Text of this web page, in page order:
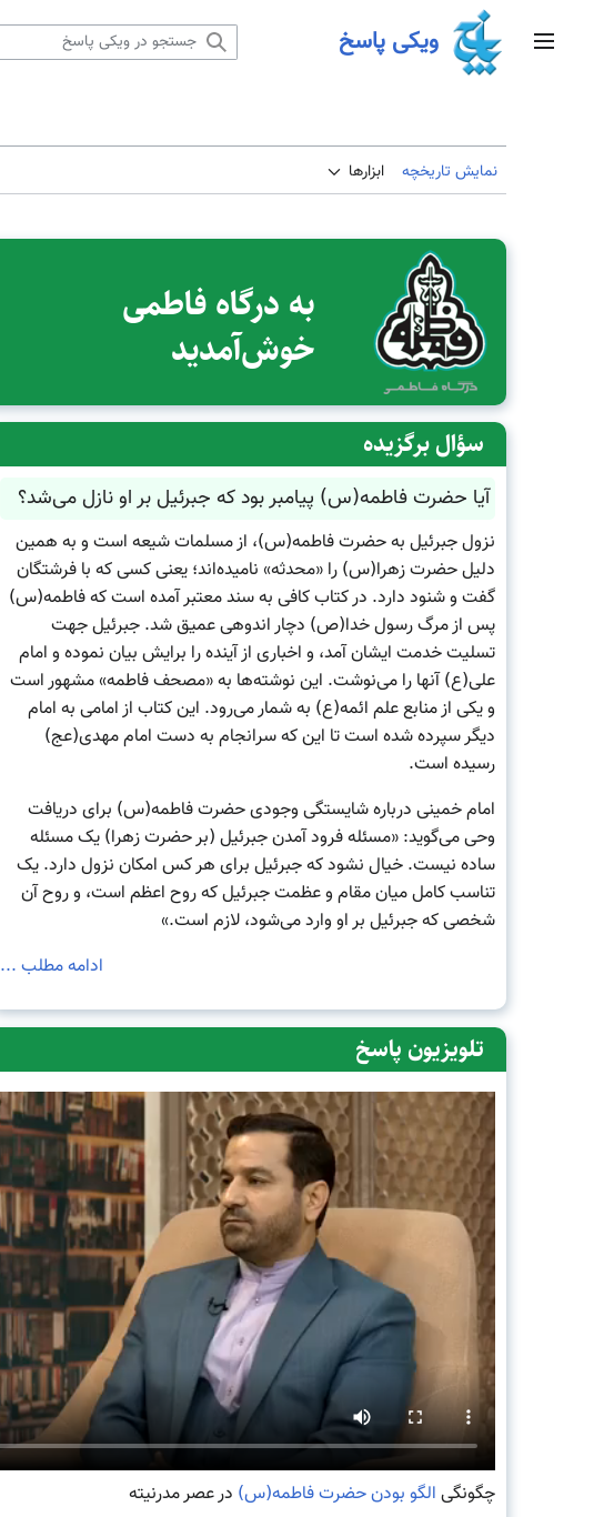
منوی اصلی ویکی پاسخ
نمایش تاریخچه
ابزارها
به درگاه فاطمی
خوش‌آمدید
سؤال برگزیده
آیا حضرت فاطمه(س) پیامبر بود که جبرئیل بر او نازل می‌شد؟
نزول جبرئیل به حضرت فاطمه(س)، از مسلمات شیعه است و به همین
دلیل حضرت زهرا(س) را «محدثه» نامیده‌اند؛ یعنی کسی که با فرشتگان
گفت و شنود دارد. در کتاب کافی به سند معتبر آمده است که فاطمه(س)
پس از مرگ رسول خدا(ص) دچار اندوهی عمیق شد. جبرئیل جهت
تسلیت خدمت ایشان آمد، و اخباری از آینده را برایش بیان نموده و امام
علی(ع) آنها را می‌نوشت. این نوشته‌ها به «مصحف فاطمه» مشهور است
و یکی از منابع علم ائمه(ع) به شمار می‌رود. این کتاب از امامی به امام
دیگر سپرده شده است تا این که سرانجام به دست امام مهدی(عج)
رسیده است.
امام خمینی درباره شایستگی وجودی حضرت فاطمه(س) برای دریافت
وحی می‌گوید: «مسئله فرود آمدن جبرئیل (بر حضرت زهرا) یک مسئله
ساده نیست. خیال نشود که جبرئیل برای هر کس امکان نزول دارد. یک
تناسب کامل میان مقام و عظمت جبرئیل که روح اعظم است، و روح آن
شخصی که جبرئیل بر او وارد می‌شود، لازم است.»
ادامه مطلب ...
تلویزیون پاسخ
چگونگی الگو بودن حضرت فاطمه(س) در عصر مدرنیته